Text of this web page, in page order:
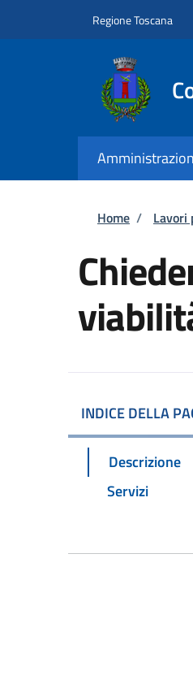
Regione Toscana
Home / Lavori
INDICE DELLA
Descrizione
Servizi